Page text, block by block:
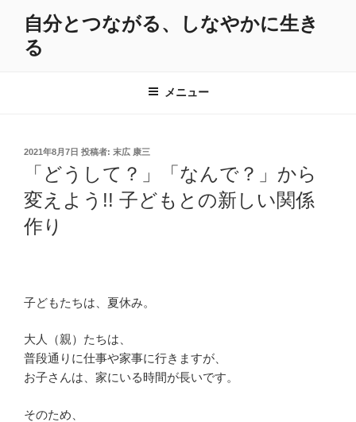
自分とつながる、しなやかに生き
る
メニュー
投
2021年8月7日 投稿者: 末広 康三
「どうして？」「なんで？」から
変えよう!! 子どもとの新しい関係
作り
子どもたちは、夏休み。
大人（親）たちは、
普段通りに仕事や家事に行きますが、
お子さんは、家にいる時間が長いです。
そのため、